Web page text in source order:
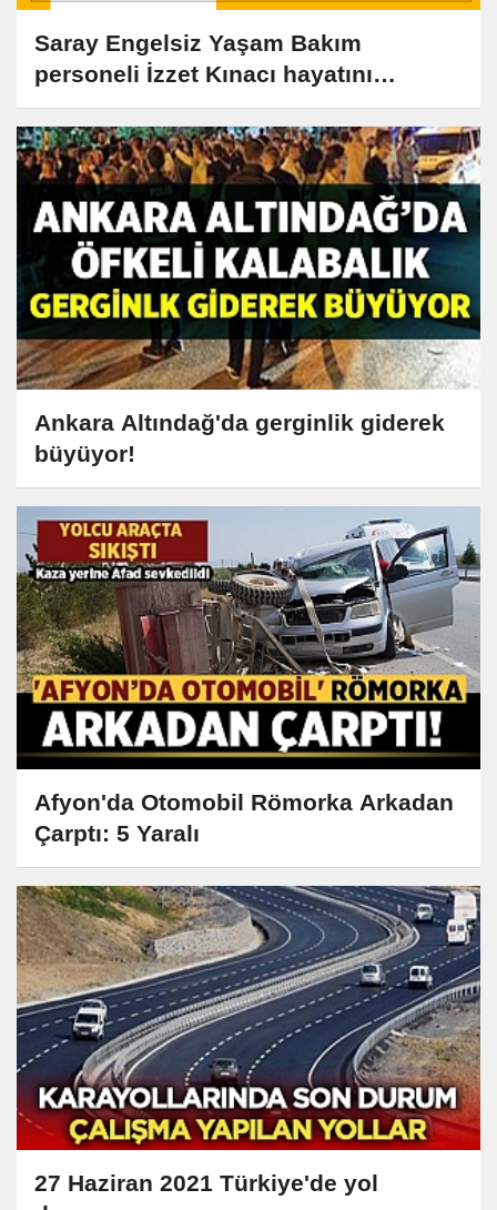
Saray Engelsiz Yaşam Bakım
personeli İzzet Kınacı hayatını
kaybetti!
Ankara Altındağ'da gerginlik giderek
büyüyor!
Afyon'da Otomobil Römorka Arkadan
Çarptı: 5 Yaralı
27 Haziran 2021 Türkiye'de yol